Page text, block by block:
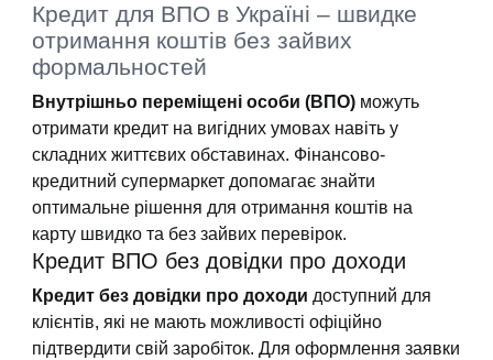
Кредит для ВПО в Україні – швидке
отримання коштів без зайвих
формальностей
Внутрішньо переміщені особи (ВПО) можуть
отримати кредит на вигідних умовах навіть у
складних життєвих обставинах. Фінансово-
кредитний супермаркет допомагає знайти
оптимальне рішення для отримання коштів на
карту швидко та без зайвих перевірок.
Кредит ВПО без довідки про доходи
Кредит без довідки про доходи доступний для
клієнтів, які не мають можливості офіційно
підтвердити свій заробіток. Для оформлення заявки